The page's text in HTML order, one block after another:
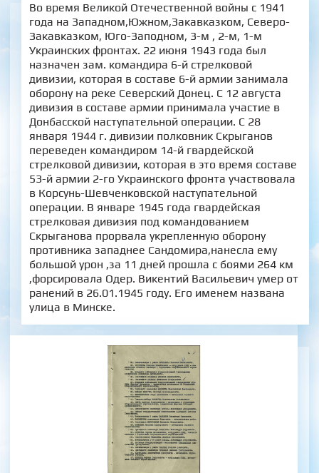
Во время Великой Отечественной войны с 1941
года на Западном,Южном,Закавказком, Северо-
Закавказком, Юго-Заподном, 3-м , 2-м, 1-м
Украинских фронтах. 22 июня 1943 года был
назначен зам. командира 6-й стрелковой
дивизии, которая в составе 6-й армии занимала
оборону на реке Северский Донец. С 12 августа
дивизия в составе армии принимала участие в
Донбасской наступательной операции. С 28
января 1944 г. дивизии полковник Скрыганов
переведен командиром 14-й гвардейской
стрелковой дивизии, которая в это время составе
53-й армии 2-го Украинского фронта участвовала
в Корсунь-Шевченковской наступательной
операции. В январе 1945 года гвардейская
стрелковая дивизия под командованием
Скрыганова прорвала укрепленную оборону
противника западнее Сандомира,нанесла ему
большой урон ,за 11 дней прошла с боями 264 км
,форсировала Одер. Викентий Васильевич умер от
ранений в 26.01.1945 году. Его именем названа
улица в Минске.